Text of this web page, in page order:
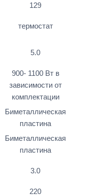
129
термостат
5.0
900- 1100 Вт в
зависимости от
комплектации
Биметаллическая
пластина
Биметаллическая
пластина
3.0
220